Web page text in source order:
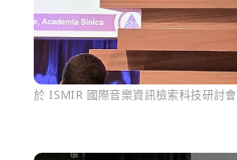
於 ISMIR 國際音樂資訊檢索科技研討